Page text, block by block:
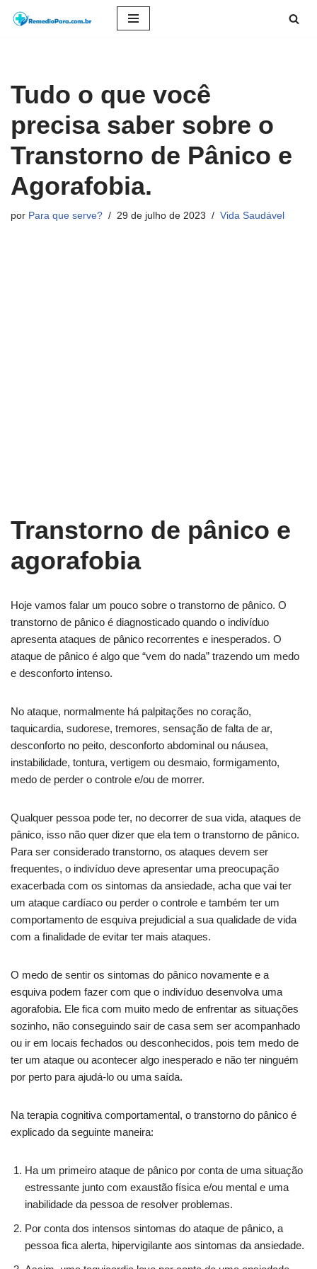
conteúdo
Tudo o que você
precisa saber sobre o
Transtorno de Pânico e
Agorafobia.
por Para que serve? 29 de julho de 2023 Vida Saudável
Transtorno de pânico e
agorafobia
Hoje vamos falar um pouco sobre o transtorno de pânico. O
transtorno de pânico é diagnosticado quando o indivíduo
apresenta ataques de pânico recorrentes e inesperados. O
ataque de pânico é algo que “vem do nada” trazendo um medo
e desconforto intenso.
No ataque, normalmente há palpitações no coração,
taquicardia, sudorese, tremores, sensação de falta de ar,
desconforto no peito, desconforto abdominal ou náusea,
instabilidade, tontura, vertigem ou desmaio, formigamento,
medo de perder o controle e/ou de morrer.
Qualquer pessoa pode ter, no decorrer de sua vida, ataques de
pânico, isso não quer dizer que ela tem o transtorno de pânico.
Para ser considerado transtorno, os ataques devem ser
frequentes, o indivíduo deve apresentar uma preocupação
exacerbada com os sintomas da ansiedade, acha que vai ter
um ataque cardíaco ou perder o controle e também ter um
comportamento de esquiva prejudicial a sua qualidade de vida
com a finalidade de evitar ter mais ataques.
O medo de sentir os sintomas do pânico novamente e a
esquiva podem fazer com que o indivíduo desenvolva uma
agorafobia. Ele fica com muito medo de enfrentar as situações
sozinho, não conseguindo sair de casa sem ser acompanhado
ou ir em locais fechados ou desconhecidos, pois tem medo de
ter um ataque ou acontecer algo inesperado e não ter ninguém
por perto para ajudá-lo ou uma saída.
Na terapia cognitiva comportamental, o transtorno do pânico é
explicado da seguinte maneira:
Ha um primeiro ataque de pânico por conta de uma situação
estressante junto com exaustão física e/ou mental e uma
inabilidade da pessoa de resolver problemas.
Por conta dos intensos sintomas do ataque de pânico, a
pessoa fica alerta, hipervigilante aos sintomas da ansiedade.